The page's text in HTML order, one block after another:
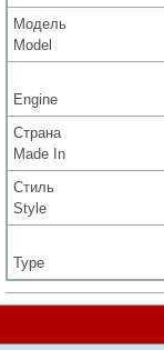
Модель
Model
Engine
Страна
Made In
Стиль
Style
Type